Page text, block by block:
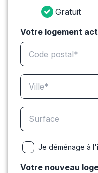
Gratuit
Votre logement
Je déménage à
Votre nouveau